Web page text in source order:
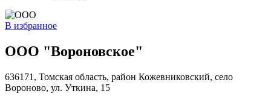
В избранное
ООО "Вороновское"
636171, Томская область, район Кожевниковский, село
Вороново, ул. Уткина, 15